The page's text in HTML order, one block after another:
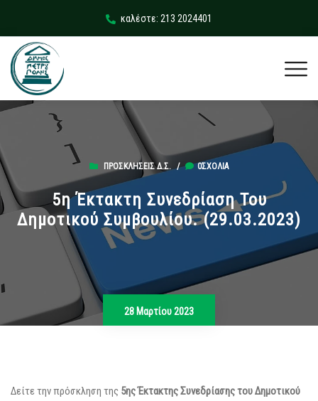
καλέστε: 213 2024401
ΠΡΟΣΚΛΉΣΕΙΣ Δ.Σ. / 0ΣΧΌΛΙΑ
5η Έκτακτη Συνεδρίαση Του
Δημοτικού Συμβουλίου. (29.03.2023)
28 Μαρτίου 2023
Δείτε την πρόσκληση της 5ης Έκτακτης Συνεδρίασης του Δημοτικού